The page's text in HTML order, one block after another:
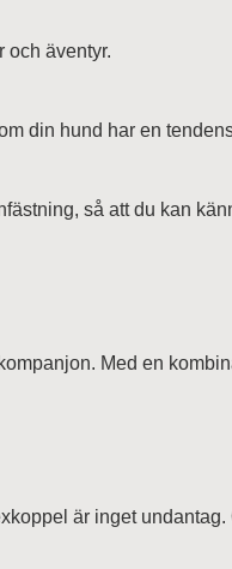
och äventyr.
din hund har en
så att du kan
Med en
är inget